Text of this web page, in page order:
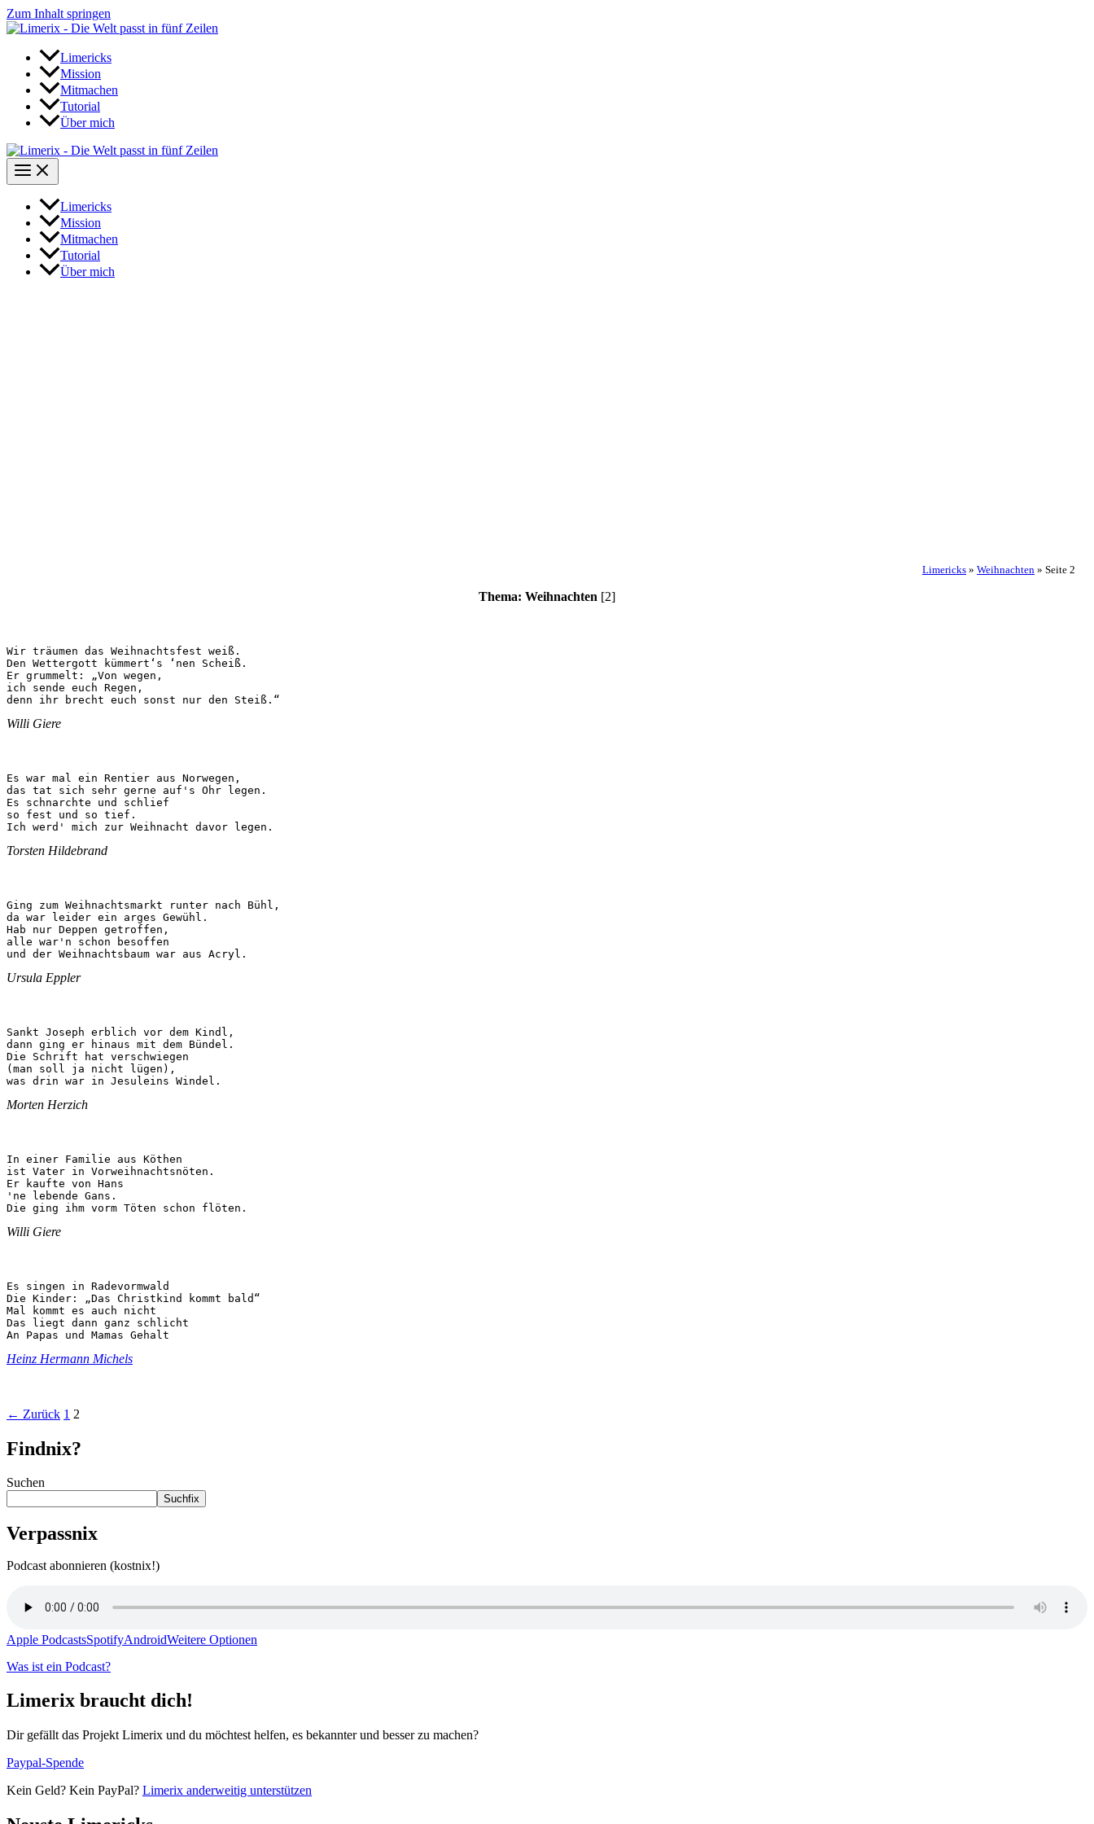
Zum Inhalt springen
Limericks
Mission
Mitmachen
Tutorial
Über mich
Limericks
Mission
Mitmachen
Tutorial
Über mich
Limericks » Weihnachten » Seite 2
Thema: Weihnachten [2]
Wir träumen das Weihnachtsfest weiß.
Den Wettergott kümmert‘s ‘nen Scheiß.
Er grummelt: „Von wegen,
ich sende euch Regen,
denn ihr brecht euch sonst nur den Steiß.“
Willi Giere
Es war mal ein Rentier aus Norwegen,
das tat sich sehr gerne auf's Ohr legen.
Es schnarchte und schlief
so fest und so tief.
Ich werd' mich zur Weihnacht davor legen.
Torsten Hildebrand
Ging zum Weihnachtsmarkt runter nach Bühl,
da war leider ein arges Gewühl.
Hab nur Deppen getroffen,
alle war'n schon besoffen
und der Weihnachtsbaum war aus Acryl.
Ursula Eppler
Sankt Joseph erblich vor dem Kindl,
dann ging er hinaus mit dem Bündel.
Die Schrift hat verschwiegen
(man soll ja nicht lügen),
was drin war in Jesuleins Windel.
Morten Herzich
In einer Familie aus Köthen
ist Vater in Vorweihnachtsnöten.
Er kaufte von Hans
'ne lebende Gans.
Die ging ihm vorm Töten schon flöten.
Willi Giere
Es singen in Radevormwald
Die Kinder: „Das Christkind kommt bald“
Mal kommt es auch nicht
Das liegt dann ganz schlicht
An Papas und Mamas Gehalt
Heinz Hermann Michels
← Zurück 1 2
Findnix?
Suchen
Suchfix
Verpassnix
Podcast abonnieren (kostnix!)
Apple PodcastsSpotifyAndroidWeitere Optionen
Was ist ein Podcast?
Limerix braucht dich!
Dir gefällt das Projekt Limerix und du möchtest helfen, es bekannter und besser zu machen?
Paypal-Spende
Kein Geld? Kein PayPal? Limerix anderweitig unterstützen